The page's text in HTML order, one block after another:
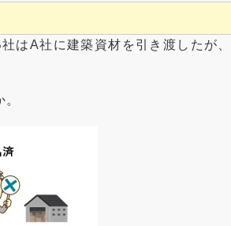
はA社に建築資材を引き渡したが